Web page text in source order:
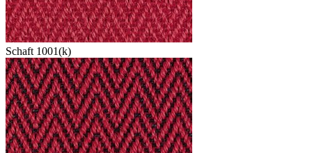
Schaft 1001(k)